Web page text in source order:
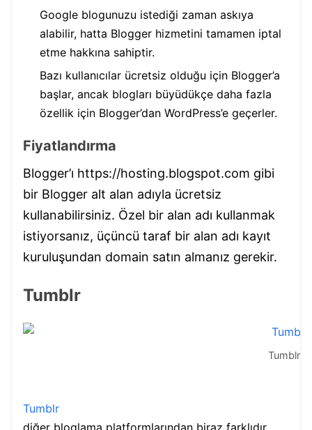
Google blogunuzu istediği zaman askıya
alabilir, hatta Blogger hizmetini tamamen iptal
etme hakkına sahiptir.
Bazı kullanıcılar ücretsiz olduğu için Blogger’a
başlar, ancak blogları büyüdükçe daha fazla
özellik için Blogger’dan WordPress’e geçerler.
Fiyatlandırma
Blogger’ı https://hosting.blogspot.com gibi
bir Blogger alt alan adıyla ücretsiz
kullanabilirsiniz. Özel bir alan adı kullanmak
istiyorsanız, üçüncü taraf bir alan adı kayıt
kuruluşundan domain satın almanız gerekir.
Tumblr
Tumblr
Tumblr
diğer bloglama platformlarından biraz farklıdır.